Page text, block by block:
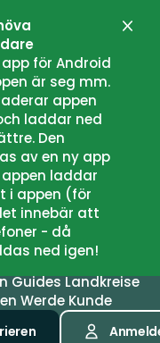
för Android
är seg mm.
appen
laddar ned
Den
av en ny app
laddar
i appen (för
innebär att
- då
ned igen!
GuidesLandkreise
Werde Kunde